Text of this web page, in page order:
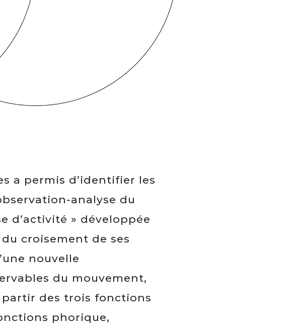
a permis d’identifier les
analyse du
d’activité » développée
croisement de ses
nouvelle
du mouvement,
partir des trois fonctions
phorique,